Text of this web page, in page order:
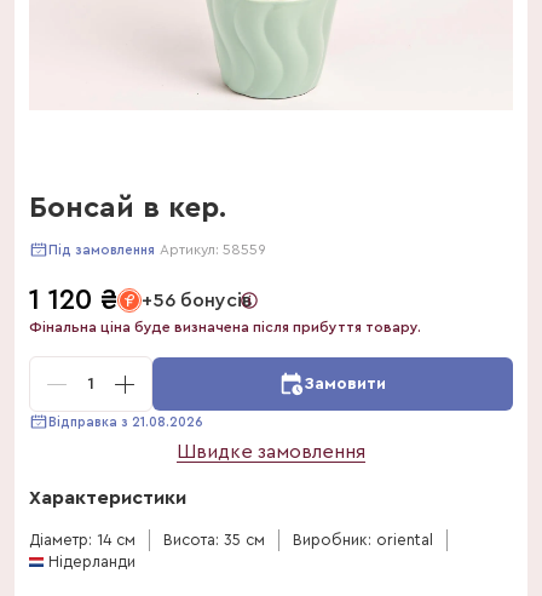
Бонсай в кер.
Під замовлення Артикул: 58559
1 120 ₴ +56 бонусів
Фінальна ціна буде визначена після прибуття товару.
1 Замовити
Відправка з 21.08.2026
Швидке замовлення
Характеристики
Діаметр: 14 см Висота: 35 см
Виробник: oriental
Нідерланди